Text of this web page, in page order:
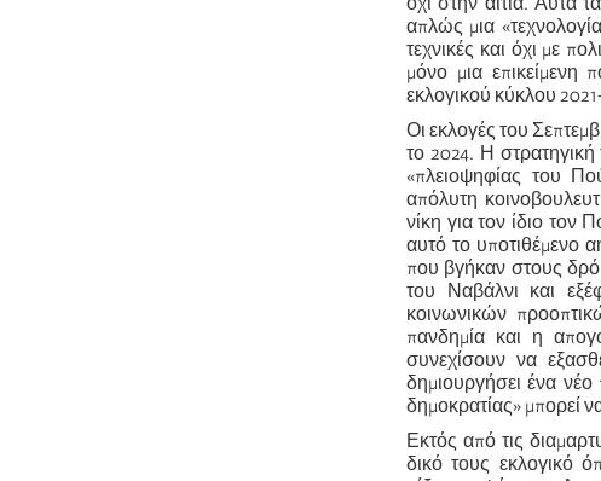
απλώς μια
τεχνικές και όχι με
μόνο μια επικείμενη
εκλογικού κύκλου
Οι εκλογές του
το 2024. Η στρατηγική
«πλειοψηφίας του
απόλυτη
νίκη για τον ίδιο τον
αυτό το υποτιθέμενο
που βγήκαν στους
του Ναβάλνι και
κοινωνικών
πανδημία και η
συνεχίσουν να
δημιουργήσει ένα νέο
δημοκρατίας» μπορεί
Εκτός από τις
δικό τους εκλογικό